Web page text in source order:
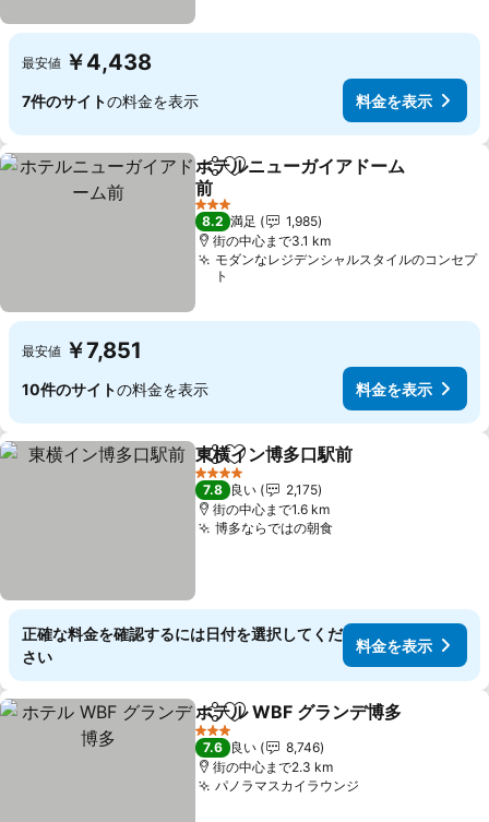
最安値 ￥4,438
7件のサイトの料金を表示 料金を表示
シェアお気に入りに追加
ホテルニューガイアドーム
前
3 ホテルのランク
8.2 満足
1,985
街の中心まで3.1 km
モダンなレジデンシャルスタイルのコンセプ
ト
最安値 ￥7,851
10件のサイトの料金を表示 料金を表示
シェアお気に入りに追加
東横イン博多口駅前
4 ホテルのランク
7.8 良い
2,175
街の中心まで1.6 km
博多ならではの朝食
正確な料金を確認するには日付を選択してくだ
さい
料金を表示
シェアお気に入りに追加
ホテル WBF グランデ博多
3 ホテルのランク
7.6 良い
8,746
街の中心まで2.3 km
パノラマスカイラウンジ